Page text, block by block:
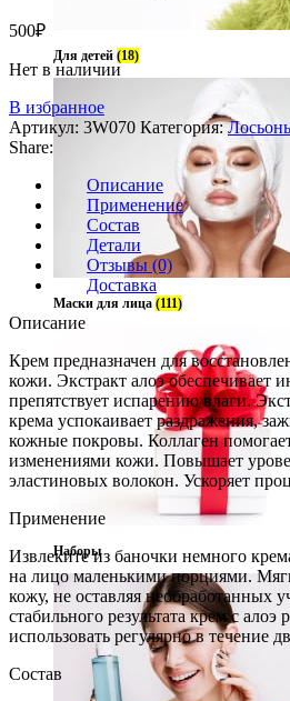
Для детей (18)
Маски для лица (111)
Наборы
500₽
Нет в наличии
В избранное
Артикул: 3W070 Категория:
Share:
Описание
Применение
Состав
Детали
Отзывы (0)
Доставка
Описание
Крем предназначен для
кожи. Экстракт алоэ обеспечивает
препятствует испарению влаги.
крема успокаивает раздражения,
кожные покровы. Коллаген
изменениями кожи. Повышает
эластиновых волокон. Ускоряет
Применение
Извлеките из баночки немного
на лицо маленькими порциями.
кожу, не оставляя необработанных
стабильного результата крем с алоэ
использовать регулярно в течение
Состав